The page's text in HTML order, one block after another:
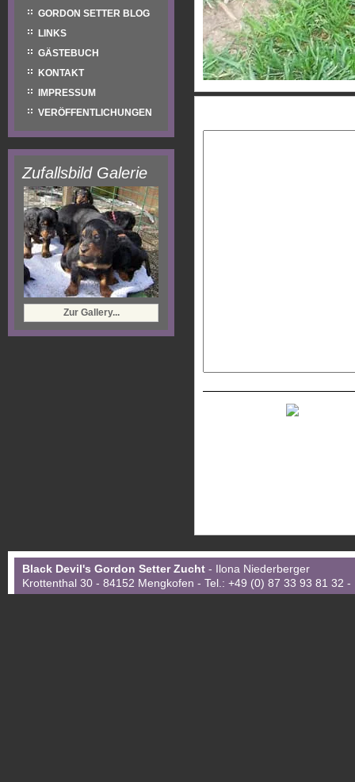
GORDON SETTER BLOG
LINKS
GÄSTEBUCH
KONTAKT
IMPRESSUM
VERÖFFENTLICHUNGEN
Zufallsbild Galerie
Zur Gallery...
Black Devil's Gordon Setter Zucht - Ilona Niederberger
Krottenthal 30 - 84152 Mengkofen - Tel.: +49 (0) 87 33 93 81 32